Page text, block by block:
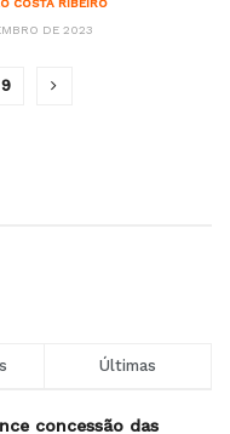
COSTA RIBEIRO
DE 2023
9
Últimas
concessão das